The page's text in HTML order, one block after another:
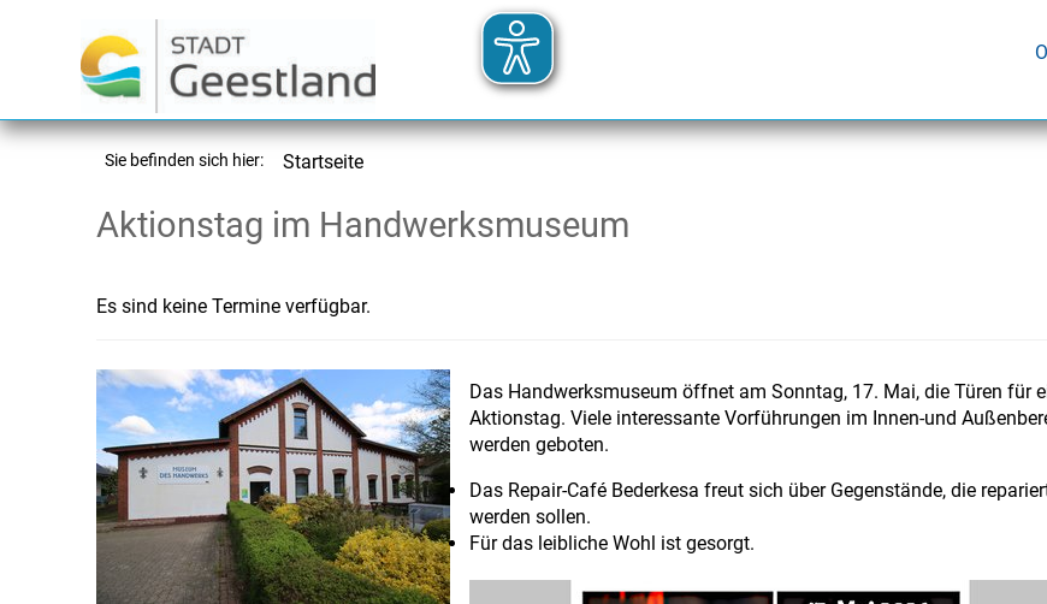
Sie befinden sich hier: Startseite
Aktionstag im Handwerksmuseum
Es sind keine Termine verfügbar.
Das Handwerksmuseum öffnet am Sonntag, 17. Mai, die Türen für
Aktionstag. Viele interessante Vorführungen im Innen-und
werden geboten.
Das Repair-Café Bederkesa freut sich über Gegenstände, die
werden sollen.
Für das leibliche Wohl ist gesorgt.